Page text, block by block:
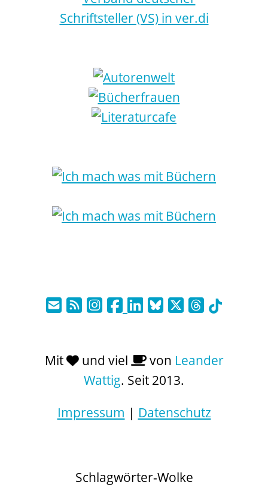
Mit und viel von Leander
Wattig. Seit 2013.
Impressum | Datenschutz
Schlagwörter-Wolke